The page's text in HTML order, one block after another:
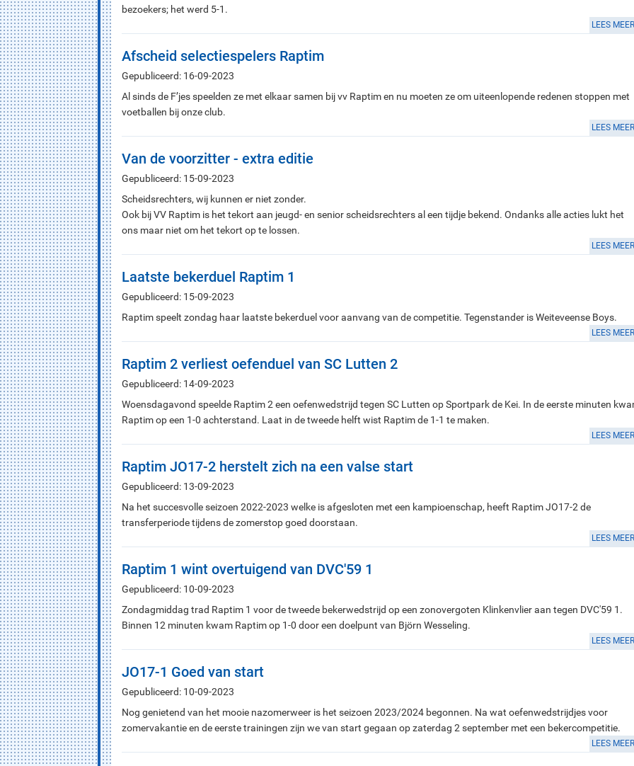
bezoekers; het werd 5-1.
LEES MEER
Afscheid selectiespelers Raptim
Gepubliceerd: 16-09-2023
Al sinds de F’jes speelden ze met elkaar samen bij vv Raptim en nu moeten ze om uiteenlopende redenen stoppen met
voetballen bij onze club.
LEES MEER
Van de voorzitter - extra editie
Gepubliceerd: 15-09-2023
Scheidsrechters, wij kunnen er niet zonder.
Ook bij VV Raptim is het tekort aan jeugd- en senior scheidsrechters al een tijdje bekend. Ondanks alle acties lukt het
ons maar niet om het tekort op te lossen.
LEES MEER
Laatste bekerduel Raptim 1
Gepubliceerd: 15-09-2023
Raptim speelt zondag haar laatste bekerduel voor aanvang van de competitie. Tegenstander is Weiteveense Boys.
LEES MEER
Raptim 2 verliest oefenduel van SC Lutten 2
Gepubliceerd: 14-09-2023
Woensdagavond speelde Raptim 2 een oefenwedstrijd tegen SC Lutten op Sportpark de Kei. In de eerste minuten
Raptim op een 1-0 achterstand. Laat in de tweede helft wist Raptim de 1-1 te maken.
LEES MEER
Raptim JO17-2 herstelt zich na een valse start
Gepubliceerd: 13-09-2023
Na het succesvolle seizoen 2022-2023 welke is afgesloten met een kampioenschap, heeft Raptim JO17-2 de
transferperiode tijdens de zomerstop goed doorstaan.
LEES MEER
Raptim 1 wint overtuigend van DVC'59 1
Gepubliceerd: 10-09-2023
Zondagmiddag trad Raptim 1 voor de tweede bekerwedstrijd op een zonovergoten Klinkenvlier aan tegen DVC'59 1.
Binnen 12 minuten kwam Raptim op 1-0 door een doelpunt van Björn Wesseling.
LEES MEER
JO17-1 Goed van start
Gepubliceerd: 10-09-2023
Nog genietend van het mooie nazomerweer is het seizoen 2023/2024 begonnen. Na wat oefenwedstrijdjes voor
zomervakantie en de eerste trainingen zijn we van start gegaan op zaterdag 2 september met een bekercompetitie.
LEES MEER